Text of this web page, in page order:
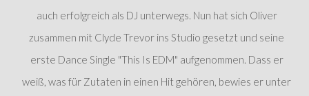
auch erfolgreich als DJ unterwegs. Nun hat sich Oliver
zusammen mit Clyde Trevor ins Studio gesetzt und seine
erste Dance Single "This Is EDM" aufgenommen. Dass er
weiß, was für Zutaten in einen Hit gehören, bewies er unter